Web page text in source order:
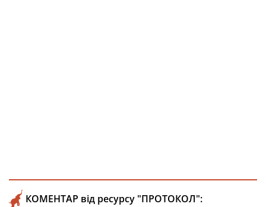
КОМЕНТАР від ресурсу "ПРОТОКОЛ":